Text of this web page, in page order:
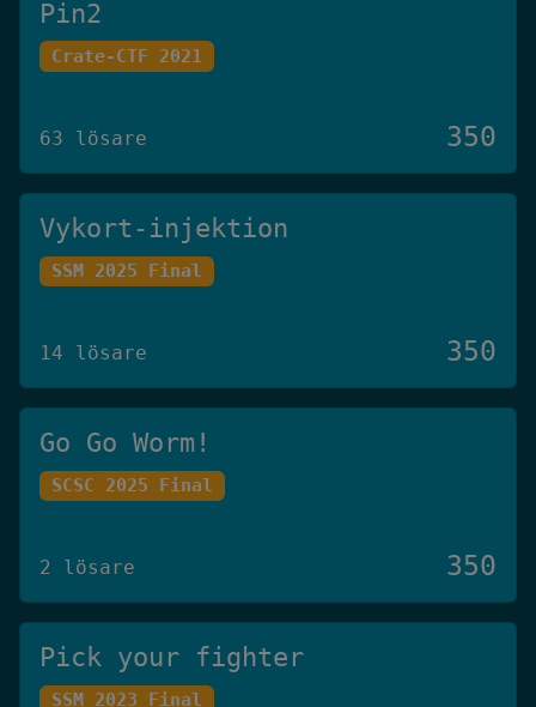
Pin2
Crate-CTF 2021
63 lösare 350
Vykort-injektion
SSM 2025 Final
14 lösare 350
Go Go Worm!
SCSC 2025 Final
2 lösare 350
Pick your fighter
SSM 2023 Final